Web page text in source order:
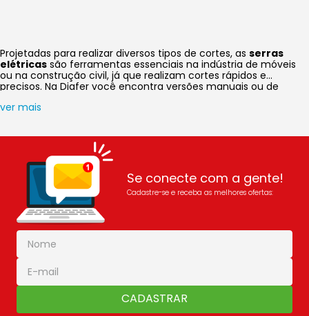
Projetadas para realizar diversos tipos de cortes, as serras
elétricas são ferramentas essenciais na indústria de móveis
ou na construção civil, já que realizam cortes rápidos e
precisos. Na Diafer você encontra versões manuais ou de
tarefa com eficiência e de maneira segura. Perfeita para o
contorno ou desenho, como os móveis, por exemplo. Robustas,
serra circulareserra de bancada
cortes grandes e profundos, que exigem discos maiores e
rotação menor. Ambas possuem uma pequena plataforma de
apoio, que facilita o processo de corte, além de tornar mais
seguro o uso da ferramenta. Aserra mármorerealiza o corte,
em diferentes ângulos, de cerâmicas, azulejos, mármores e
outras pedras decorativas. Versátil e funcional, seu uso se faz
através de um motor de potência elevada, que gira o disco de
corte em alta velocidade. Ideal para projetos de carpintaria,
acabamento do rodapé, montagem de portas, janelas e outras
estruturas, a
em diversos ângulos, mantendo um ótimo acabamento em
madeira e alumínio. Aserra sabrepossibilita desbastes em
locais de difícil acesso e pode ser utilizada em materiais como
chapas metálicas ou de DryWall, madeira ou PVC. Ideal para a
ver mais
Se conecte com a gente!
Cadastre-se e receba as melhores ofertas:
CADASTRAR